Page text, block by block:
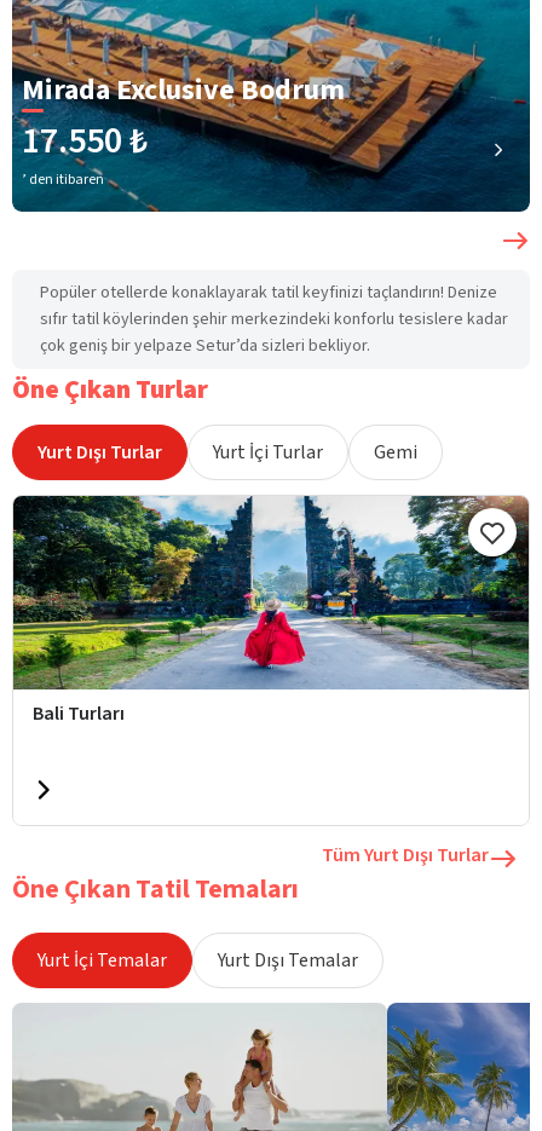
Mirada Exclusive Bodrum
17.550 ₺
’ den itibaren
Popüler otellerde konaklayarak tatil keyfinizi taçlandırın! Denize
sıfır tatil köylerinden şehir merkezindeki konforlu tesislere kadar
çok geniş bir yelpaze Setur’da sizleri bekliyor.
Öne Çıkan Turlar
Yurt Dışı Turlar Yurt İçi Turlar Gemi
Bali Turları
Tüm Yurt Dışı Turlar
Öne Çıkan Tatil Temaları
Yurt İçi Temalar Yurt Dışı Temalar